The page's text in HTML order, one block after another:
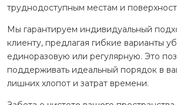
труднодоступным местам и
Мы гарантируем индивидуальный
клиенту, предлагая гибкие варианты
единоразовую или регулярную. Это
поддерживать идеальный порядок в
лишних хлопот и затрат времени.